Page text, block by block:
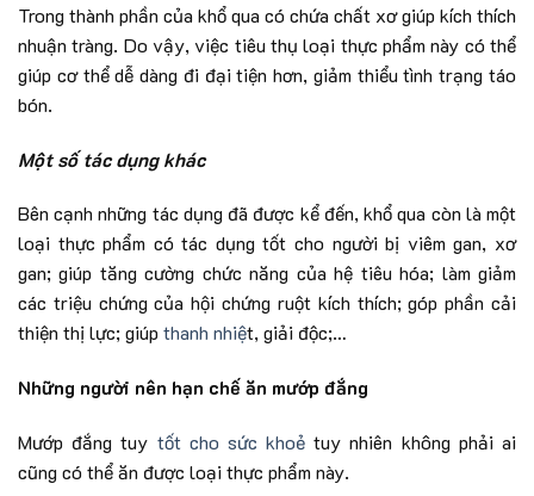
Trong thành phần của khổ qua có chứa chất xơ giúp kích thích
nhuận tràng. Do vậy, việc tiêu thụ loại thực phẩm này có thể
giúp cơ thể dễ dàng đi đại tiện hơn, giảm thiểu tình trạng táo
bón.
Một số tác dụng khác
Bên cạnh những tác dụng đã được kể đến, khổ qua còn là một
loại thực phẩm có tác dụng tốt cho người bị viêm gan, xơ
gan; giúp tăng cường chức năng của hệ tiêu hóa; làm giảm
các triệu chứng của hội chứng ruột kích thích; góp phần cải
thiện thị lực; giúp thanh nhiệt, giải độc;…
Những người nên hạn chế ăn mướp đắng
Mướp đắng tuy tốt cho sức khoẻ tuy nhiên không phải ai
cũng có thể ăn được loại thực phẩm này.